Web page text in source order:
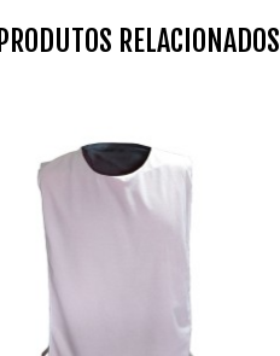
PRODUTOS RELACIONADOS